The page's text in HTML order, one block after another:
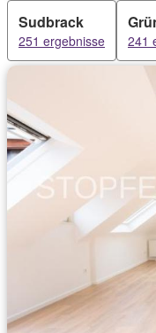
Sudbrack
251 ergebnisse 241